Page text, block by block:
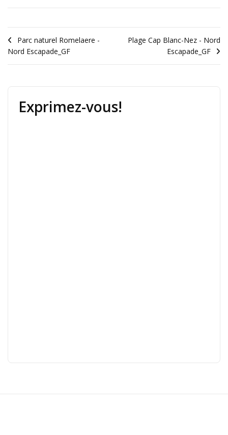
Parc naturel Romelaere -
Nord Escapade_GF
Plage Cap Blanc-Nez - Nord
Escapade_GF
Exprimez-vous!